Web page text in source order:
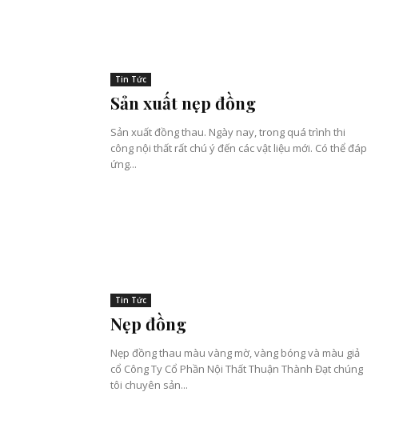
Tin Tức
Sản xuất nẹp đồng
Sản xuất đồng thau. Ngày nay, trong quá trình thi
công nội thất rất chú ý đến các vật liệu mới. Có thể đáp
ứng...
Tin Tức
Nẹp đồng
Nẹp đồng thau màu vàng mờ, vàng bóng và màu giả
cổ Công Ty Cổ Phần Nội Thất Thuận Thành Đạt chúng
tôi chuyên sản...